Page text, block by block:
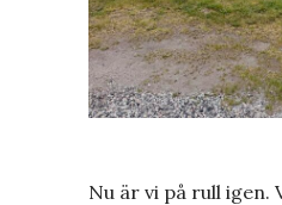
Nu är vi på rull igen.